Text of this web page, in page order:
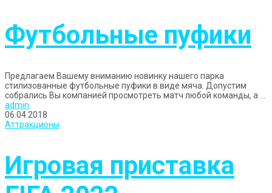
Футбольные пуфики
Предлагаем Вашему вниманию новинку нашего парка
стилизованные футбольные пуфики в виде мяча. Допустим
собрались Вы компанией просмотреть матч любой команды, а ...
admin
06.04.2018
Аттракционы
Игровая приставка